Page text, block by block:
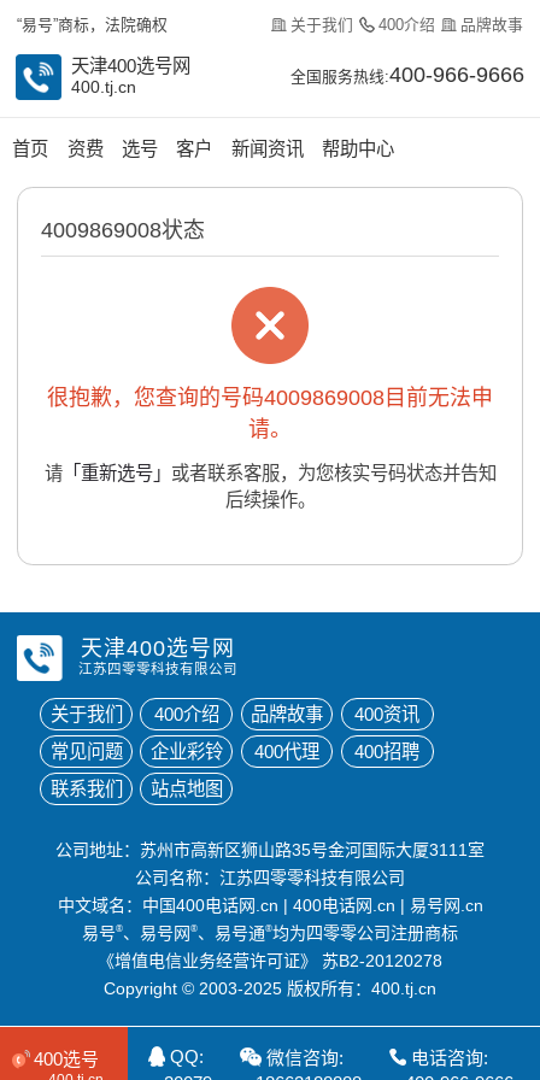
“易号”商标，法院确权 关于我们 400介绍 品牌故事
天津400选号网
400.tj.cn
全国服务热线:400-966-9666
首页 资费 选号 客户 新闻资讯 帮助中心
4009869008状态
很抱歉，您查询的号码4009869008目前无法申
请。
请「重新选号」 或者联系客服，为您核实号码状态并告知
后续操作。
天津400选号网
江苏四零零科技有限公司
关于我们 400介绍 品牌故事
400资讯
常见问题
企业彩铃 400代理
400招聘
联系我们
站点地图
公司地址：苏州市高新区狮山路35号金河国际大厦3111室
公司名称：江苏四零零科技有限公司
中文域名： 中国400电话网.cn | 400电话网.cn | 易号网.cn
易号®、易号网®、易号通®均为四零零公司注册商标
《增值电信业务经营许可证》
苏B2-20120278
Copyright © 2003-2025 版权所有：400.tj.cn
400选号
QQ:
微信咨询:
电话咨询: